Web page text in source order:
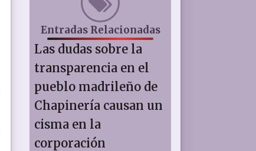
Entradas Relacionadas
Las dudas sobre la
transparencia en el
pueblo madrileño de
Chapinería causan un
cisma en la
corporación